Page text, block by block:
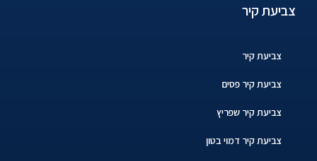
צביעת קיר
צביעת קיר
צביעת קיר פסים
צביעת קיר שפריץ
צביעת קיר דמוי בטון